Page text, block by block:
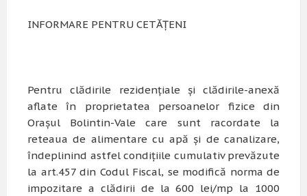
INFORMARE PENTRU CETĂȚENI
Pentru clădirile rezidențiale și clădirile-anexă
aflate în proprietatea persoanelor fizice din
Orașul Bolintin-Vale care sunt racordate la
reteaua de alimentare cu apă și de canalizare,
îndeplinind astfel condițiile cumulativ prevăzute
la art.457 din Codul Fiscal, se modifică norma de
impozitare a clădirii de la 600 lei/mp la 1000